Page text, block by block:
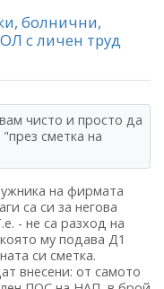
болнични,
с личен труд
чисто и просто да
сметка на
на фирмата
са си за негова
- не са разход на
му подава Д1
си сметка.
внесени: от самото